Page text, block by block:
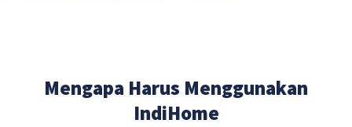
Mengapa Harus Menggunakan
IndiHome